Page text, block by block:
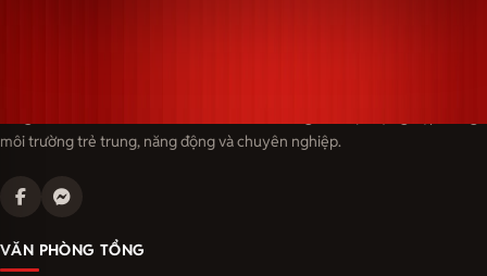
môi trường trẻ trung, năng động và chuyên nghiệp.
VĂN PHÒNG TỔNG